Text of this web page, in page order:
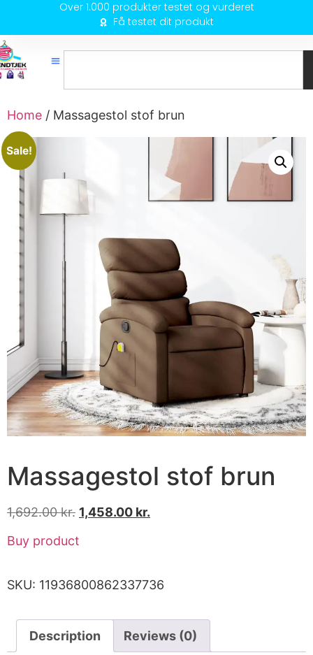
Over 1.000 produkter testet og vurderet
Få testet dit produkt
Home / Massagestol stof brun
Sale!
Massagestol stof brun
1,692.00kr. 1,458.00 kr.
Buy product
SKU: 11936800862337736
Description Reviews (0)